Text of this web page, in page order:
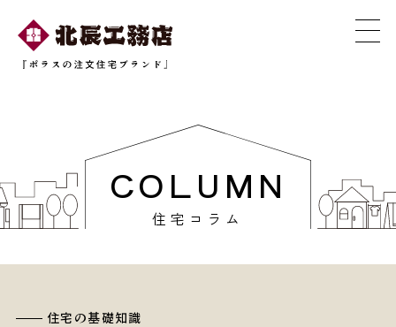
COLUMN
住宅コラム
住宅の基礎知識